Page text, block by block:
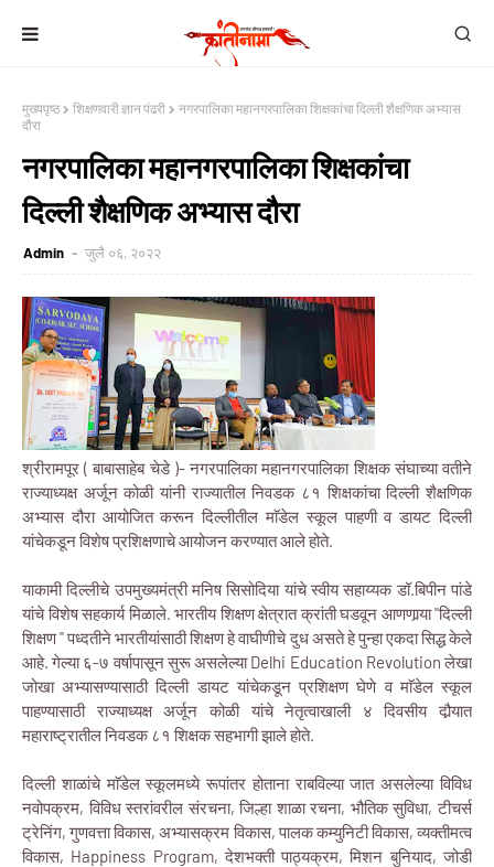
मुख्यपृष्ठ शिक्षणवारी ज्ञान पंढरी
नगरपालिका महानगरपालिका शिक्षकांचा दिल्ली शैक्षणिक अभ्यास
दौरा
नगरपालिका महानगरपालिका शिक्षकांचा
दिल्ली शैक्षणिक अभ्यास दौरा
Admin जुलै ०६, २०२२
श्रीरामपूर ( बाबासाहेब चेडे )- नगरपालिका महानगरपालिका शिक्षक संघाच्या वतीने
राज्याध्यक्ष अर्जून कोळी यांनी राज्यातील निवडक ८१ शिक्षकांचा दिल्ली शैक्षणिक
अभ्यास दौरा आयोजित करून दिल्लीतील माॅडेल स्कूल पाहणी व डायट दिल्ली
यांचेकडून विशेष प्रशिक्षणाचे आयोजन करण्यात आले होते.
याकामी दिल्लीचे उपमुख्यमंत्री मनिष सिसोदिया यांचे स्वीय सहाय्यक डॉ.बिपीन पांडे
यांचे विशेष सहकार्य मिळाले. भारतीय शिक्षण क्षेत्रात क्रांती घडवून आणणार्‍या "दिल्ली
शिक्षण " पध्दतीने भारतीयांसाठी शिक्षण हे वाघीणीचे दुध असते हे पुन्हा एकदा सिद्ध केले
आहे. गेल्या ६-७ वर्षापासून सुरू असलेल्या Delhi Education Revolution लेखा
जोखा अभ्यासण्यासाठी दिल्ली डायट यांचेकडून प्रशिक्षण घेणे व माॅडेल स्कूल
पाहण्यासाठी राज्याध्यक्ष अर्जून कोळी यांचे नेतृत्वाखाली ४ दिवसीय दौर्‍यात
महाराष्ट्रातील निवडक ८१ शिक्षक सहभागी झाले होते.
दिल्ली शाळांचे माॅडेल स्कूलमध्ये रूपांतर होताना राबविल्या जात असलेल्या विविध
नवोपक्रम, विविध स्तरांवरील संरचना, जिल्हा शाळा रचना, भौतिक सुविधा, टीचर्स
ट्रेनिंग, गुणवत्ता विकास, अभ्यासक्रम विकास, पालक कम्युनिटी विकास, व्यक्तीमत्व
विकास, Happiness Program, देशभक्ती पाठ्यक्रम, मिशन बुनियाद, जोडी